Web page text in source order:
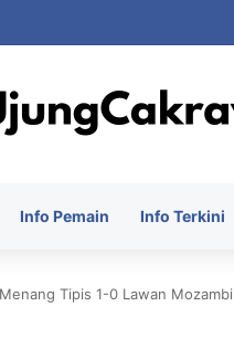
Besar Jelang Pemilihan Presiden
Info Pemain Info Terkini
Tipis 1-0 Lawan